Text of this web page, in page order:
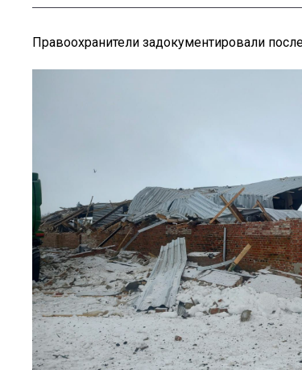
Правоохранители задокументировали